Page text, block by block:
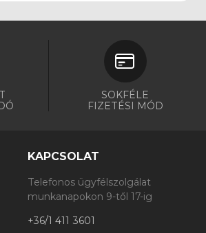
SOKFÉLE
FIZETÉSI MÓD
KAPCSOLAT
Telefonos ügyfélszolgálat
munkanapokon 9-től 17-ig
+36/1 411 3601